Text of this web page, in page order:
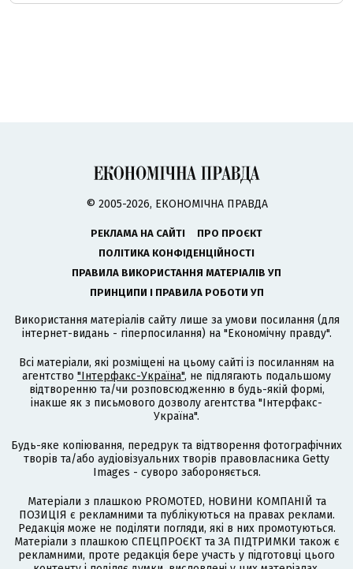
© 2005-2026, ЕКОНОМІЧНА ПРАВДА
РЕКЛАМА НА САЙТІ
ПРО ПРОЄКТ
ПОЛІТИКА КОНФІДЕНЦІЙНОСТІ
ПРАВИЛА ВИКОРИСТАННЯ МАТЕРІАЛІВ УП
ПРИНЦИПИ І ПРАВИЛА РОБОТИ УП
Використання матеріалів сайту лише за умови посилання (для
інтернет-видань - гіперпосилання) на "Економічну правду".
Всі матеріали, які розміщені на цьому сайті із посиланням на
агентство "Інтерфакс-Україна", не підлягають подальшому
відтворенню та/чи розповсюдженню в будь-якій формі,
інакше як з письмового дозволу агентства "Інтерфакс-
Україна".
Будь-яке копіювання, передрук та відтворення фотографічних
творів та/або аудіовізуальних творів правовласника Getty
Images - суворо забороняється.
Матеріали з плашкою PROMOTED, НОВИНИ КОМПАНІЙ та
ПОЗИЦІЯ є рекламними та публікуються на правах реклами.
Редакція може не поділяти погляди, які в них промотуються.
Матеріали з плашкою СПЕЦПРОЄКТ та ЗА ПІДТРИМКИ також є
рекламними, проте редакція бере участь у підготовці цього